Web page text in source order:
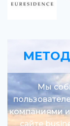
Мы
компаниями
сайте